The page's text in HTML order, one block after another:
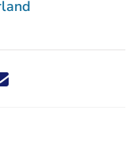
nieuwsbericht via X -
dit nieuwsbericht via
dit nieuwsbericht
Deel dit